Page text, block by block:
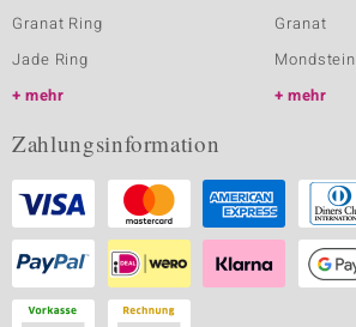
Granat Ring
Jade Ring
mehr
Granat
Mondstein
mehr
Zahlungsinformation